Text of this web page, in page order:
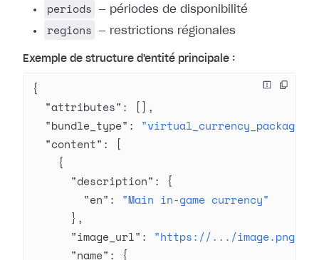
periods — périodes de disponibilité
regions — restrictions régionales
Exemple de structure d'entité principale :
{
  "attributes"
: [],
  "bundle_type"
: "virtual_currency_package"
  "content"
: [
    {
      "description"
: {
        "en"
: "Main in-game currency"
      },
      "image_url"
: "https://.../image.png"
      "name"
: {